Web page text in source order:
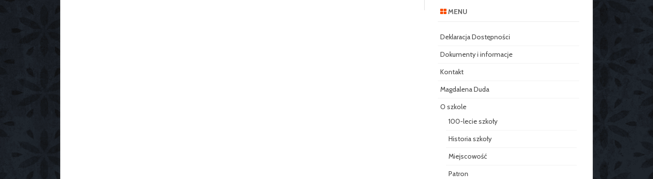
MENU
Deklaracja Dostępności
Dokumenty i informacje
Kontakt
Magdalena Duda
O szkole
100-lecie szkoły
Historia szkoły
Miejscowość
Patron